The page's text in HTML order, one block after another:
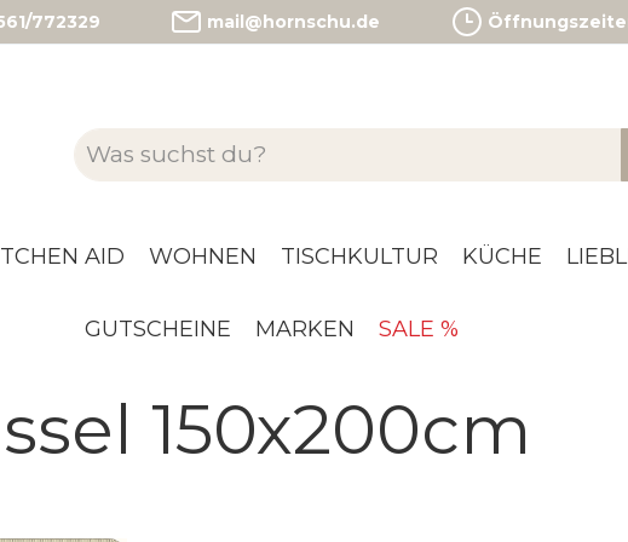
772329 mail@hornschu.de
AID WOHNEN TISCHKULTUR KÜCHE
GUTSCHEINE MARKEN SALE %
150x200cm